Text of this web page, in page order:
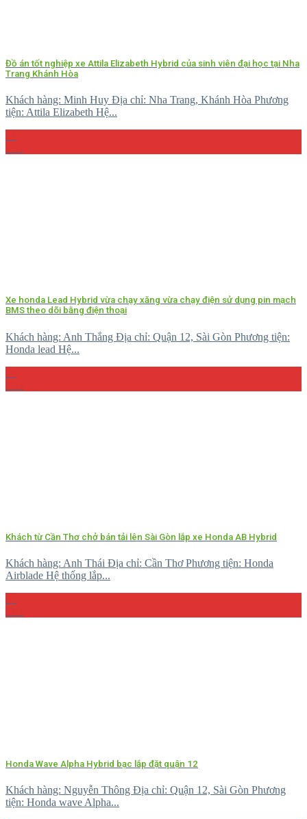
Đồ án tốt nghiệp xe Attila Elizabeth Hybrid của sinh viên đại học tại Nha
Trang Khánh Hòa
Khách hàng: Minh Huy Địa chỉ: Nha Trang, Khánh Hòa Phương
tiện: Attila Elizabeth Hệ...
Xe honda Lead Hybrid vừa chạy xăng vừa chạy điện sử dụng pin mạch
BMS theo dõi bằng điện thoại
Khách hàng: Anh Thắng Địa chỉ: Quận 12, Sài Gòn Phương tiện:
Honda lead Hệ...
Khách từ Cần Thơ chở bán tải lên Sài Gòn lắp xe Honda AB Hybrid
Khách hàng: Anh Thái Địa chỉ: Cần Thơ Phương tiện: Honda
Airblade Hệ thống lắp...
Honda Wave Alpha Hybrid bạc lắp đặt quận 12
Khách hàng: Nguyễn Thông Địa chỉ: Quận 12, Sài Gòn Phương
tiện: Honda wave Alpha...